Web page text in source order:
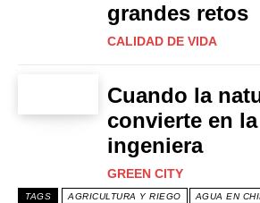
grandes retos
CALIDAD DE VIDA
Cuando la
convierte en
ingeniera
GREEN CITY
TAGS AGRICULTURA Y RIEGO AGUA EN